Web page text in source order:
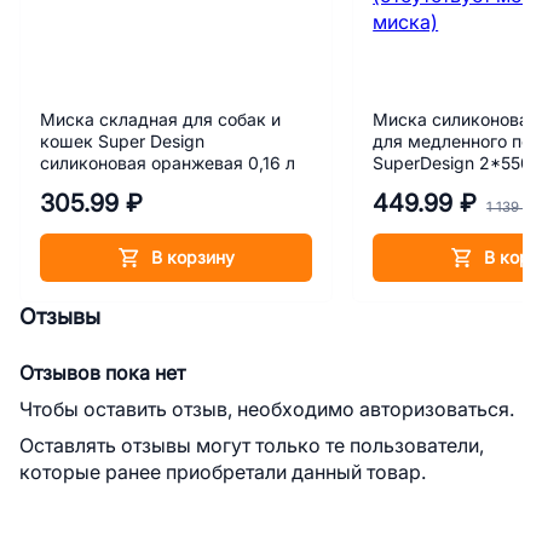
Миска складная для собак и
кошек Super Design
силиконовая оранжевая 0,16 л
305.99 ₽
В корзину
Миска
для медленного
SuperDesign 2*550
миска)
449.99 ₽ 1 139 ₽
В
Отзывы
Отзывов пока нет
Чтобы оставить отзыв, необходимо авторизоваться.
Оставлять отзывы могут только те пользователи,
которые ранее приобретали данный товар.